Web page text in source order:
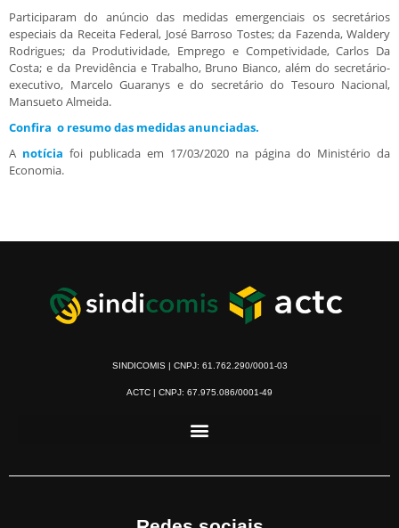
Participaram do anúncio das medidas emergenciais os secretários
especiais da Receita Federal, José Barroso Tostes; da Fazenda, Waldery
Rodrigues; da Produtividade, Emprego e Competividade, Carlos Da
Costa; e da Previdência e Trabalho, Bruno Bianco, além do secretário-
executivo, Marcelo Guaranys e do secretário do Tesouro Nacional,
Mansueto Almeida.
Confira o resumo das medidas anunciadas.
A notícia foi publicada em 17/03/2020 na página do Ministério da
Economia.
SINDICOMIS | CNPJ: 61.762.290/0001-03
ACTC | CNPJ: 67.975.086/0001-49